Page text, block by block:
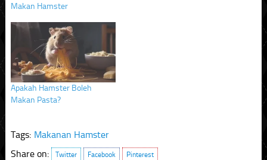
Makan Hamster
Apakah Hamster Boleh
Makan Pasta?
Tags: Makanan Hamster
Share on:
Twitter Facebook Pinterest